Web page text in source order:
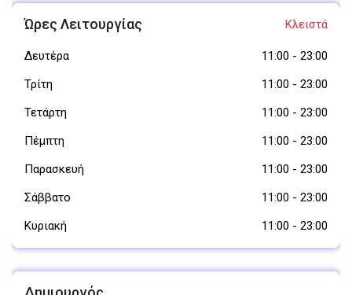
Ώρες Λειτουργίας Κλειστά
Δευτέρα 11:00 - 23:00
Τρίτη
11:00 - 23:00
Τετάρτη
11:00 - 23:00
Πέμπτη
11:00 - 23:00
Παρασκευή
11:00 - 23:00
Σάββατο
11:00 - 23:00
Κυριακή
11:00 - 23:00